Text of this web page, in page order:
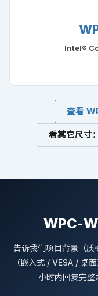
Intel®
查看
看其它尺寸
WPC-
告诉我们项目背景（
（嵌入式 / VESA / 桌
小时内回复完整